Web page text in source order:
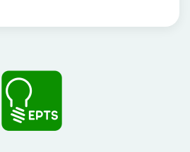
JUNGIKLIAI
ŠILDYMAS